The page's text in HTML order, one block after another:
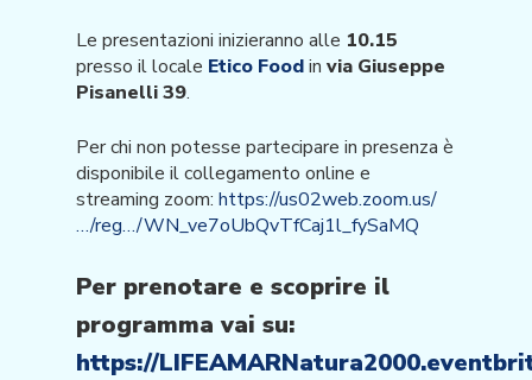
Le presentazioni inizieranno alle 10.15
presso il locale Etico Foodinvia Giuseppe
Pisanelli 39.
Per chi non potesse partecipare in presenza è
disponibile il collegamento online e
streaming zoom:https://us02web.zoom.us/
…/reg…/WN_ve7oUbQvTfCaj1l_fySaMQ
Per prenotare e scoprire il
programma vai su:
https://